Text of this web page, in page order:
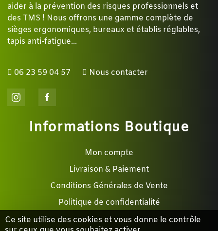
aider à la prévention des risques professionnels et
des TMS ! Nous offrons une gamme complète de
sièges ergonomiques, bureaux et établis réglables,
tapis anti-fatigue...
06 23 59 04 57 Nous contacter
Informations Boutique
Mon compte
Livraison & Paiement
Conditions Générales de Vente
Politique de confidentialité
Ce site utilise des cookies et vous donne le contrôle